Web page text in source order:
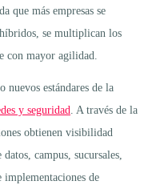
que más empresas se
se multiplican los
con mayor agilidad.
nuevos estándares de la
y seguridad
. A través de la
obtienen visibilidad
campus, sucursales,
implementaciones de